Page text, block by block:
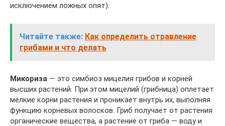
исключением ложных опят).
Читайте также: Как определить отравление
грибами и что делать
Микориза — это симбиоз мицелия грибов и корней
высших растений. При этом мицелий (грибница) оплетает
мелкие корни растения и проникает внутрь их, выполняя
функцию корневых волосков. Гриб получает от растения
органические вещества, а растение от гриба — воду и